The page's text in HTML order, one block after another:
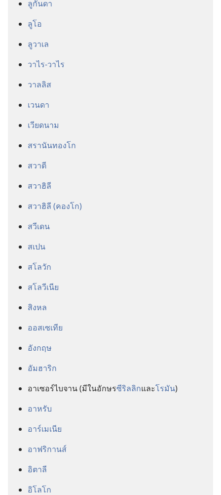
ลูกันดา
ลูโอ
ลูวาเล
วาไร-วาไร
วาลลิส
เวนดา
เวียดนาม
สรานันทองโก
สวาตี
สวาฮิลี
สวาฮิลี (คองโก)
สวีเดน
สเปน
สโลวัก
สโลวีเนีย
สิงหล
ออสเซเทีย
อังกฤษ
อัมฮาริก
อาเซอร์ไบจาน (มี​ใน​อักษร​ซีริลลิก​และ​โรมัน)
อาหรับ
อาร์เมเนีย
อาฟริกานส์
อิตาลี
อิโลโก